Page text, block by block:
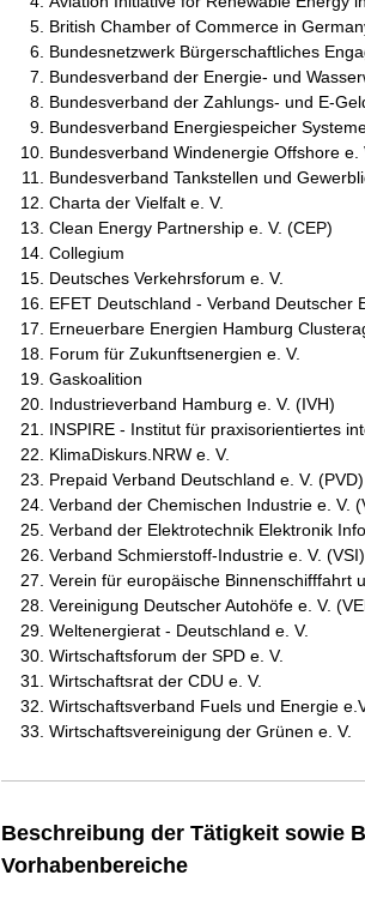
British Chamber of Commerce in
Bundesnetzwerk Bürgerschaftliches
Bundesverband der Energie- und
Bundesverband der Zahlungs- und E-
Bundesverband Energiespeicher
Bundesverband Windenergie Offshore e.
Bundesverband Tankstellen und
Charta der Vielfalt e. V.
Clean Energy Partnership e. V. (CEP)
Collegium
Deutsches Verkehrsforum e. V.
EFET Deutschland - Verband Deutscher
Erneuerbare Energien Hamburg
Forum für Zukunftsenergien e. V.
Gaskoalition
Industrieverband Hamburg e. V. (IVH)
INSPIRE - Institut für praxisorientiertes
KlimaDiskurs.NRW e. V.
Prepaid Verband Deutschland e. V. (PVD)
Verband der Chemischen Industrie e. V.
Verband der Elektrotechnik Elektronik
Verband Schmierstoff-Industrie e. V. (VSI)
Verein für europäische Binnenschifffahrt
Vereinigung Deutscher Autohöfe e. V.
Weltenergierat - Deutschland e. V.
Wirtschaftsforum der SPD e. V.
Wirtschaftsrat der CDU e. V.
Wirtschaftsverband Fuels und Energie
Wirtschaftsvereinigung der Grünen e. V.
Beschreibung der Tätigkeit sowie
Vorhabenbereiche